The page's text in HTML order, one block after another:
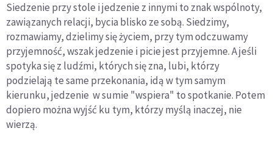
Siedzenie przy stole i jedzenie z innymi to znak wspólnoty,
zawiązanych relacji, bycia blisko ze sobą. Siedzimy,
rozmawiamy, dzielimy się życiem, przy tym odczuwamy
przyjemność, wszak jedzenie i picie jest przyjemne. A jeśli
spotyka się z ludźmi, których się zna, lubi, którzy
podzielają te same przekonania, idą w tym samym
kierunku, jedzenie w sumie "wspiera" to spotkanie. Potem
dopiero można wyjść ku tym, którzy myślą inaczej, nie
wierzą.